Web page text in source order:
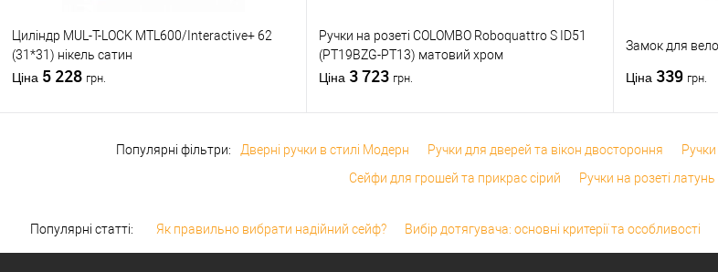
Циліндр MUL-T-LOCK MTL600/Interactive+ 62
(31*31) нікель сатин
Ціна 5 228 грн.
Ручки на розеті COLOMBO Roboquattro S ID51
(PT19BZG-PT13) матовий хром
Ціна 3 723 грн.
Замок для
Ціна 339 грн.
Популярні фільтри: Дверні ручки в стилі Модерн Ручки для дверей та вікон двостороння
Сейфи для грошей та прикрас сірий
Ручки на розеті латунь
Популярні статті: Як правильно вибрати надійний сейф? Вибір дотягувача: основні критерії та особливості